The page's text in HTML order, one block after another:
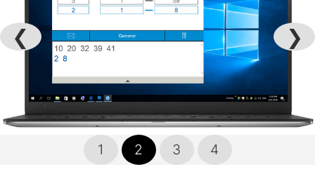
❮ ❯
1 2 3 4